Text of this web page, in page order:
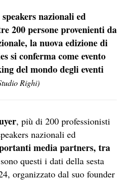
nazionali ed
200 persone provenienti da
la nuova edizione di
si conferma come evento
del mondo degli eventi
Righi)
, più di 200 professionisti
nazionali ed
media partners, tra
questi i dati della sesta
organizzato dal suo founder